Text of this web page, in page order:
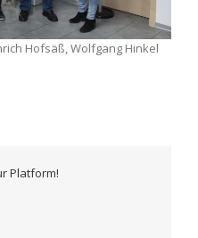
Hofsäß, Wolfgang Hinkel
Platform!
E-